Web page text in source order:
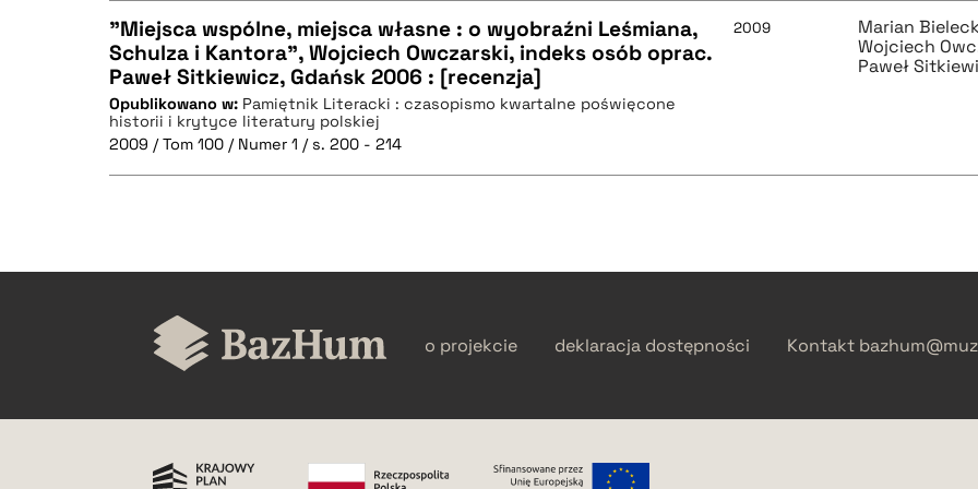
BIBTEX
CZYSTY TEKST
"Miejsca wspólne, miejsca własne : o wyobraźni Leśmiana,
Schulza i Kantora", Wojciech Owczarski, indeks osób oprac.
Paweł Sitkiewicz, Gdańsk 2006 : [recenzja]
Opublikowano w: Pamiętnik Literacki : czasopismo kwartalne poświęcone
historii i krytyce literatury polskiej
2009 / Tom 100 / Numer 1 / s. 200 - 214
2009
Marian
Wojciech
Paweł
o projekcie deklaracja dostępności Kontakt